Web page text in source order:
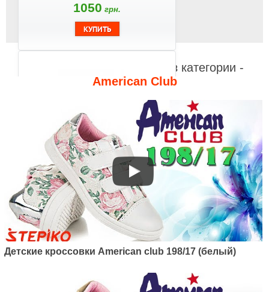
1050 грн.
Артикул: 120/22
Детские кроссовки American
club 120/22 (белый/розовый)
1050грн.
Видео к другим товарам из категории -
American Club
Детские кроссовки Ameriсan club 198/17 (белый)